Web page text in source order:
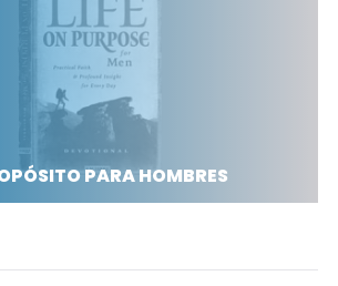
PARA HOMBRES